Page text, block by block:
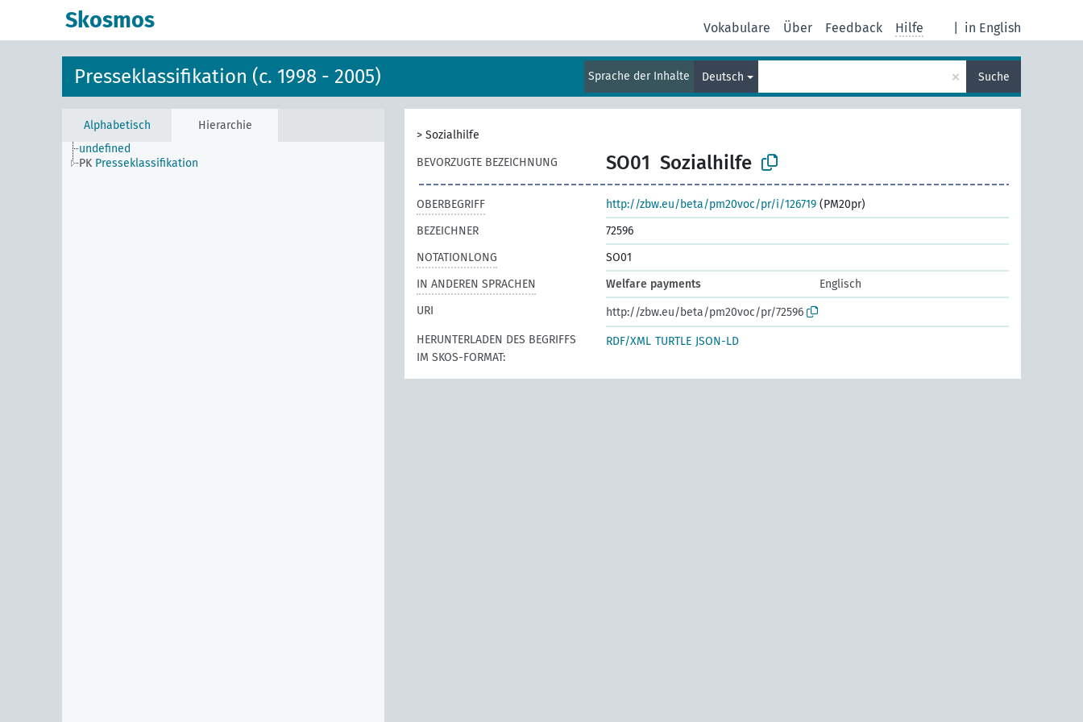
Skosmos in English
Vokabulare Über Feedback Hilfe
Presseklassifikation (c. 1998 - 2005) Sprache der Inhalte Deutsch × Suche
Alphabetisch
Hierarchie
undefined
PK Presseklassifikation
> Sozialhilfe
BEVORZUGTE BEZEICHNUNG
SO01 Sozialhilfe
OBERBEGRIFF http://zbw.eu/beta/pm20voc/pr/i/126719 (PM20pr)
BEZEICHNER
72596
NOTATIONLONG
SO01
IN ANDEREN SPRACHEN
Welfare payments
Englisch
URI
http://zbw.eu/beta/pm20voc/pr/72596
HERUNTERLADEN DES BEGRIFFS
IM SKOS-FORMAT:
RDF/XML TURTLE JSON-LD